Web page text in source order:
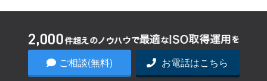
ISOの最新情報を配信中
ご相談(無料)
お電話はこちら